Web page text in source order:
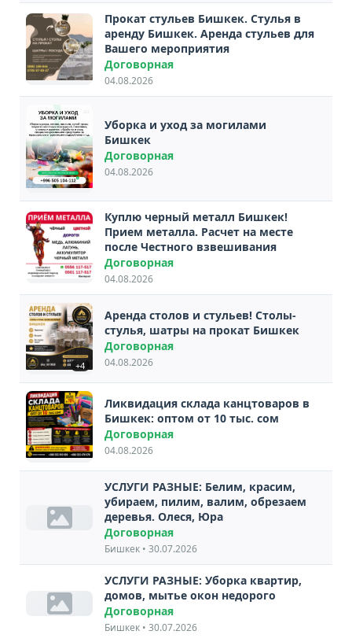
Прокат стульев Бишкек. Стулья в
аренду Бишкек. Аренда стульев для
Вашего мероприятия
Договорная
04.08.2026
Уборка и уход за могилами
Бишкек
Договорная
04.08.2026
Куплю черный металл Бишкек!
Прием металла. Расчет на месте
после Честного взвешивания
Договорная
04.08.2026
+4
Аренда столов и стульев! Столы-
стулья, шатры на прокат Бишкек
Договорная
04.08.2026
Ликвидация склада канцтоваров в
Бишкек: оптом от 10 тыс. сом
Договорная
04.08.2026
УСЛУГИ РАЗНЫЕ: Белим, красим,
убираем, пилим, валим, обрезаем
деревья. Олеся, Юра
Договорная
Бишкек • 30.07.2026
УСЛУГИ РАЗНЫЕ: Уборка квартир,
домов, мытье окон недорого
Договорная
Бишкек • 30.07.2026